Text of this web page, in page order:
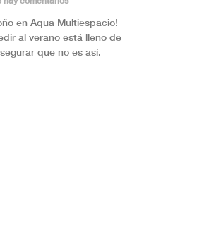
en Aqua Multiespacio!
al verano está lleno de
que no es así.